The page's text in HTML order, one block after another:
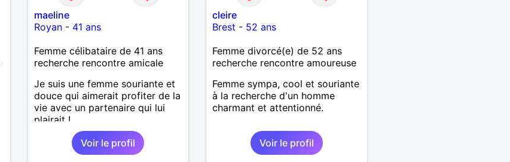
maeline
Royan- 41 ans
Femme célibataire de 41 ans
recherche rencontre amicale
Je suis une femme souriante et
douce qui aimerait profiter de la
vie avec un partenaire qui lui
plairait !
Voir le profil
cleire
Brest - 52 ans
Femme divorcé(e) de 52 ans
recherche rencontre amoureuse
Femme sympa, cool et souriante
à la recherche d'un homme
charmant et attentionné.
Voir le profil